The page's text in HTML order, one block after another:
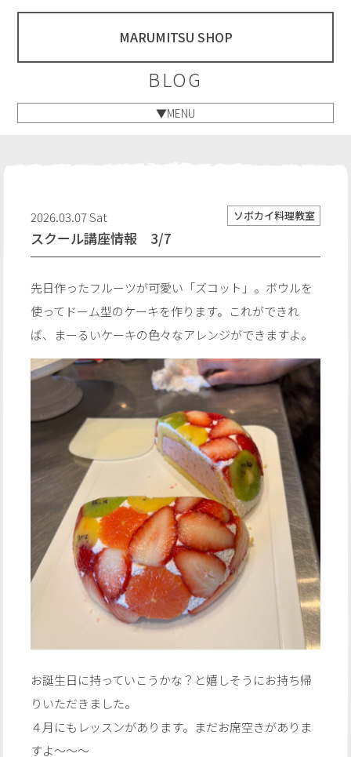
MARUMITSU SHOP
BLOG
▼MENU
2026.03.07 Sat ソボカイ料理教室
スクール講座情報 3/7
先日作ったフルーツが可愛い「ズコット」。ボウルを
使ってドーム型のケーキを作ります。これができれ
ば、まーるいケーキの色々なアレンジができますよ。
お誕生日に持っていこうかな？と嬉しそうにお持ち帰
りいただきました。
４月にもレッスンがあります。まだお席空きがありま
すよ〜〜〜